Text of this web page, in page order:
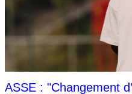
ASSE : "Changement